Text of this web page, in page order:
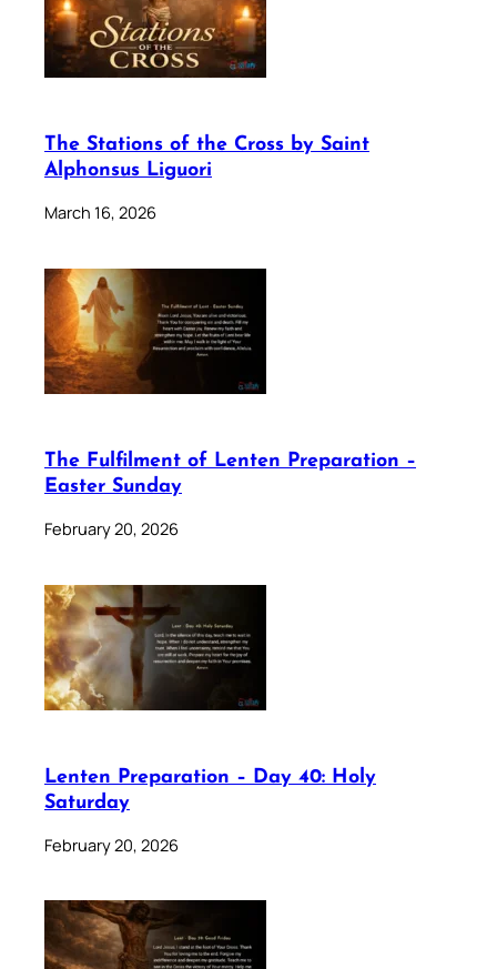
The Stations of the Cross by Saint
Alphonsus Liguori
March 16, 2026
The Fulfilment of Lenten Preparation –
Easter Sunday
February 20, 2026
Lenten Preparation – Day 40: Holy
Saturday
February 20, 2026